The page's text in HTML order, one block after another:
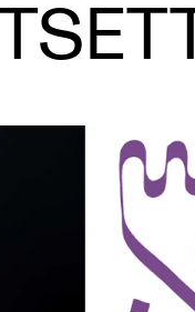
og konserter